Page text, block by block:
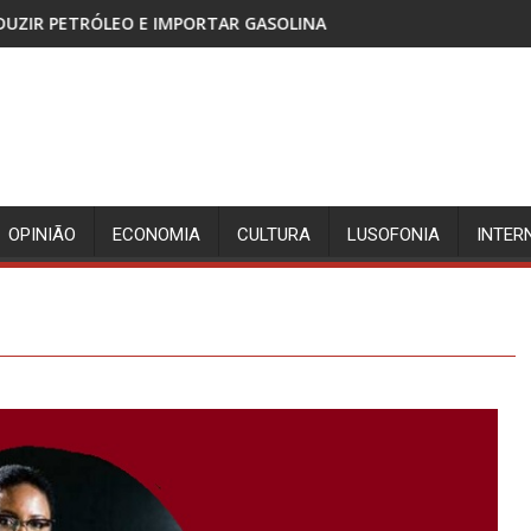
E IMPORTAR GASOLINA CABINDA, TERRITÓRIO SEM
OPINIÃO ECONOMIA CULTURA LUSOFONIA